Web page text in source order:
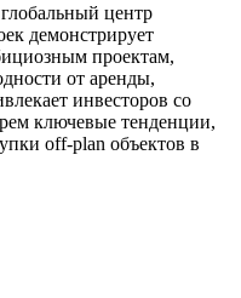
центр
демонстрирует
проектам,
от аренды,
инвесторов со
ключевые тенденции,
off-plan объектов в